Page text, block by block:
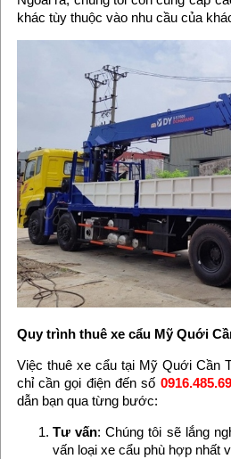
khác tùy thuộc vào nhu cầu của
Quy trình thuê xe cẩu Mỹ Quới
Việc thuê xe cẩu tại Mỹ Quới Cần
chỉ cần gọi điện đến số
dẫn bạn qua từng bước:
Tư vấn: Chúng tôi sẽ lắng
vấn loại xe cẩu phù hợp nhất